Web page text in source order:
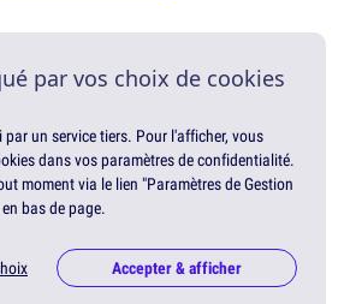
par vos choix de cookies
un service tiers. Pour l'afficher, vous
dans vos paramètres de confidentialité.
moment via le lien "Paramètres de Gestion
bas de page.
Accepter & afficher